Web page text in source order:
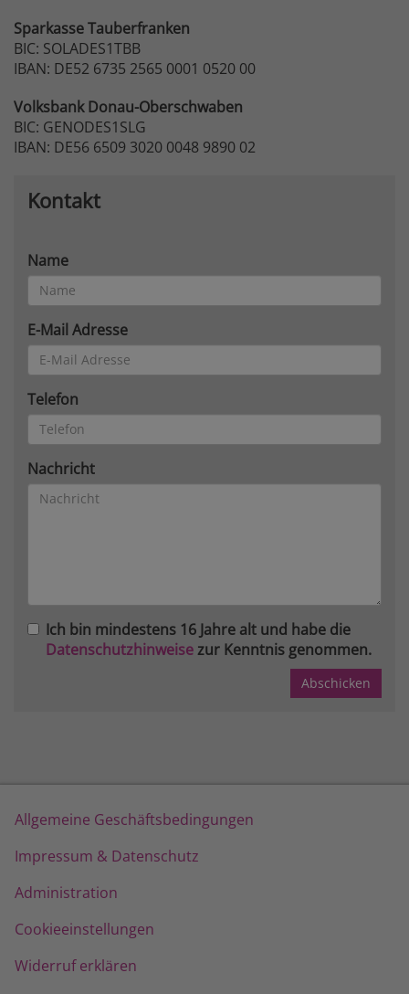
SparkasseTauberfranken
BIC: SOLADES1TBB
IBAN: DE52 6735 2565 0001 0520 00
VolksbankDonau-Oberschwaben
BIC: GENODES1SLG
IBAN: DE56 6509 3020 0048 9890 02
Kontakt
Name
E-Mail Adresse
Telefon
Nachricht
Ich bin mindestens 16 Jahre alt und habe die
Datenschutzhinweisezur Kenntnis genommen.
Allgemeine Geschäftsbedingungen
Impressum & Datenschutz
Administration
Cookieeinstellungen
Widerruf erklären